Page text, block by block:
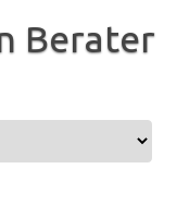
Berater